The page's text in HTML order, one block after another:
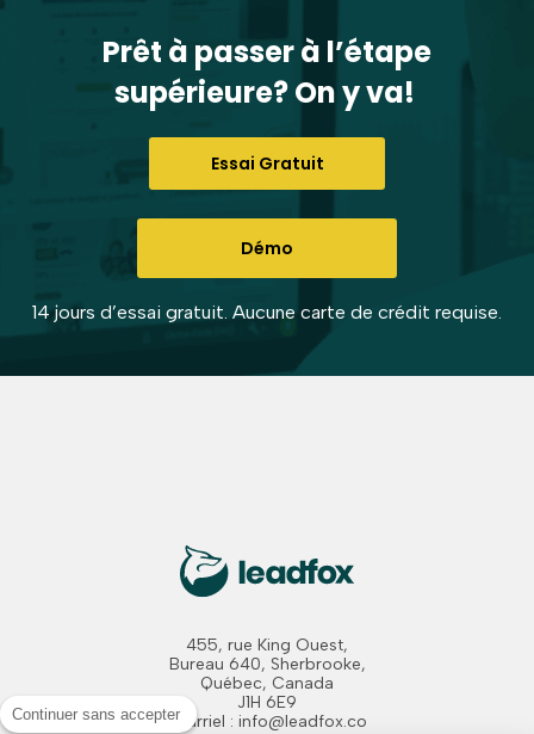
Prêt à passer à l’étape
supérieure? On y va!
Essai Gratuit
Démo
14 jours d’essai gratuit. Aucune carte de crédit requise.
455, rue King Ouest,
Bureau 640, Sherbrooke,
Québec, Canada
J1H 6E9
Courriel : info@leadfox.co
Continuer sans accepter